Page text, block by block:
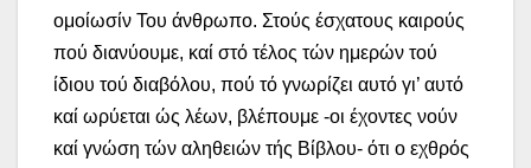
ομοίωσίν Του άνθρωπο. Στούς έσχατους καιρούς
πού διανύουμε, καί στό τέλος τών ημερών τού
ίδιου τού διαβόλου, πού τό γνωρίζει αυτό γι’ αυτό
καί ωρύεται ώς λέων, βλέπουμε -οι έχοντες νούν
καί γνώση τών αληθειών τής Βίβλου- ότι ο εχθρός